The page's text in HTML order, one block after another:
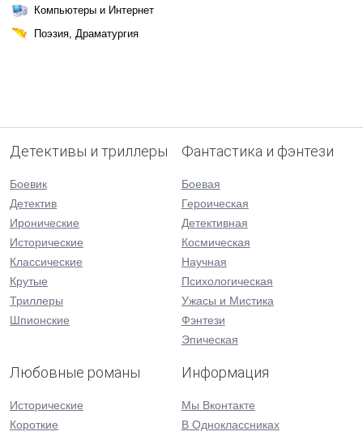
Компьютеры и Интернет
Поэзия, Драматургия
Детективы и триллеры
Боевик
Детектив
Иронические
Исторические
Классические
Крутые
Триллеры
Шпионские
Фантастика и фэнтези
Боевая
Героическая
Детективная
Космическая
Научная
Психологическая
Ужасы и Мистика
Фэнтези
Эпическая
Любовные романы
Исторические
Короткие
Информация
Мы Вконтакте
В Одноклассниках